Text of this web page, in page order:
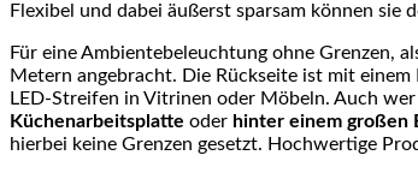
Flexibel und dabei äußerst sparsam können sie
Für eine Ambientebeleuchtung ohne Grenzen,
Metern angebracht. Die Rückseite ist mit
LED-Streifen in Vitrinen oder Möbeln. Auch
Küchenarbeitsplatte oder hinter einem großen
hierbei keine Grenzen gesetzt. Hochwertige